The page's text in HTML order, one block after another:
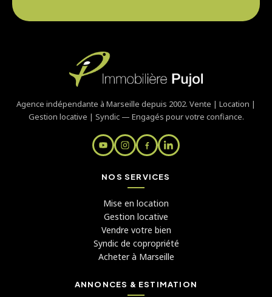
Agence indépendante à Marseille depuis 2002. Vente | Location |
Gestion locative | Syndic — Engagés pour votre confiance.
NOS SERVICES
Mise en location
Gestion locative
Vendre votre bien
Syndic de copropriété
Acheter à Marseille
ANNONCES & ESTIMATION